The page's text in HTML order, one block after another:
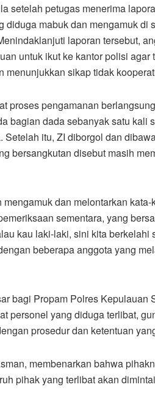
setelah petugas menerima
diduga mabuk dan mengamuk di
laporan tersebut,
untuk ikut ke kantor polisi agar
menunjukkan sikap tidak
proses pengamanan
bagian dada sebanyak satu kali
itu, ZI diborgol dan
bersangkutan disebut masih
dan melontarkan kata-
sementara, yang
kau laki-laki, sini kita berkelahi
beberapa anggota yang
bagi Propam Polres Kepulauan
personel yang diduga terlibat,
prosedur dan ketentuan
membenarkan bahwa
pihak yang terlibat akan dimintai